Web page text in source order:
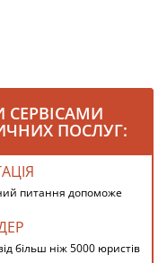
ПОСЛУГ:
питання допоможе
більш ніж 5000 юристів